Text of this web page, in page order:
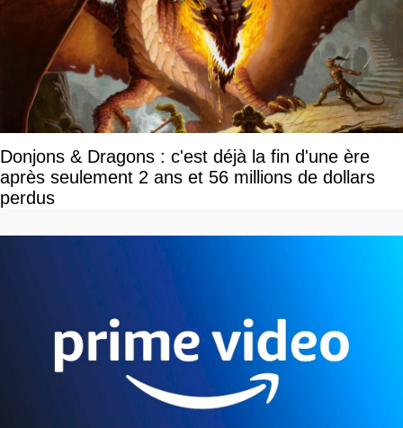
Donjons & Dragons : c'est déjà la fin d'une ère
après seulement 2 ans et 56 millions de dollars
perdus